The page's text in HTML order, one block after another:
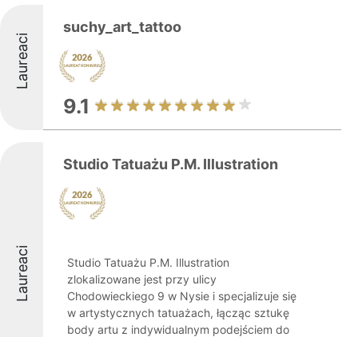
Laureaci
suchy_art_tattoo
9.1
Laureaci
Studio Tatuażu P.M. Illustration
Studio Tatuażu P.M. Illustration
zlokalizowane jest przy ulicy
Chodowieckiego 9 w Nysie i specjalizuje się
w artystycznych tatuażach, łącząc sztukę
body artu z indywidualnym podejściem do